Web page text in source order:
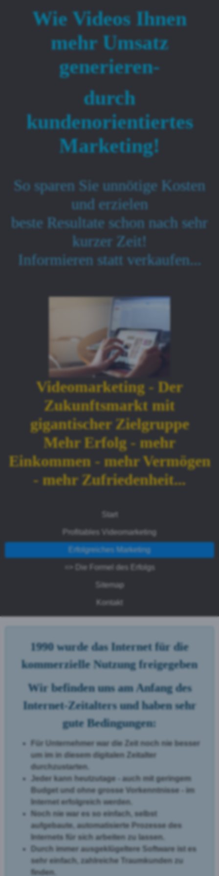
Wie Videos Ihnen
mehr Umsatz
generieren-
durch
kundenorientiertes
Marketing!
So sparen Sie unnötige Kosten
und erzielen
beste Resultate schon nach sehr
kurzer Zeit!
Informieren statt verkaufen...
Videomarketing - Der
Zukunftsmarkt mit
gigantischer Zielgruppe
Mehr Erfolg - mehr
Einkommen - mehr Vermögen
- mehr Zufriedenheit...
Start
Profitables Videomarketing
Erfolgreiches Marketing
=> Die Formel des Erfolgs
Sitemap
Kontakt
1990 wurde das Internet für die
kommerzielle Nutzung freigegeben
Wir befinden uns am Anfang des
Internet-Zeitalters und haben sehr
gute Bedingungen:
Für Unternehmer war die Zeit noch nie besser
um im in diesem digitalen Zeitalter
durchzustarten.
Jeder kann heutzutage - auch mit geringem
Budget und ohne grosse Vorkenntnisse - im
Internet erfolgreich werden.
Noch nie war es so einfach, selbst
aufgebaute, automatisierte Prozesse des
Internets für sich arbeiten zu lassen.
Durch immer ausgeklügeltere Software ist es
sehr einfach, zahlreiche Traumkunden zu
finden.